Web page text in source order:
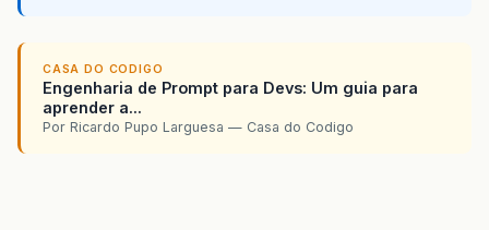
CASA DO CODIGO
Engenharia de Prompt para Devs: Um guia para
aprender a...
Por Ricardo Pupo Larguesa — Casa do Codigo